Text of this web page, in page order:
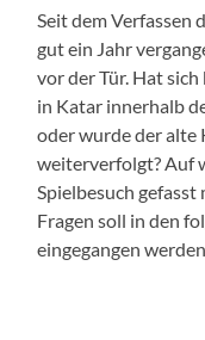
Seit demVerfassen
gut ein Jahr
vor der Tür. Hat
in Katar innerhalb
oder wurde der alte
weiterverfolgt? Auf
Spielbesuch gefasst
Fragen soll in den
eingegangen werden